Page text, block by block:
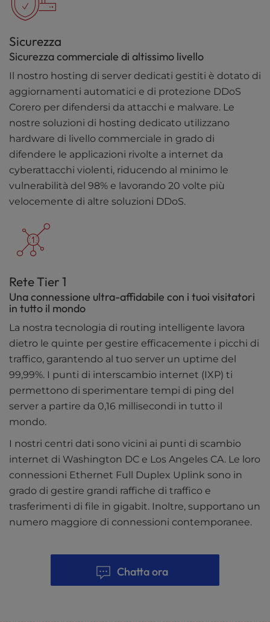
Sicurezza
Sicurezza commerciale di altissimo livello
Il nostro hosting di server dedicati gestiti è dotato di
aggiornamenti automatici e di protezione DDoS
Corero per difendersi da attacchi e malware. Le
nostre soluzioni di hosting dedicato utilizzano
hardware di livello commerciale in grado di
difendere le applicazioni rivolte a internet da
cyberattacchi violenti, riducendo al minimo le
vulnerabilità del 98% e lavorando 20 volte più
velocemente di altre soluzioni DDoS.
Rete Tier 1
Una connessione ultra-affidabile con i tuoi visitatori
in tutto il mondo
La nostra tecnologia di routing intelligente lavora
dietro le quinte per gestire efficacemente i picchi di
traffico, garantendo al tuo server un uptime del
99,99%. I punti di interscambio internet (IXP) ti
permettono di sperimentare tempi di ping del
server a partire da 0,16 millisecondi in tutto il
mondo.
I nostri centri dati sono vicini ai punti di scambio
internet di Washington DC e Los Angeles CA. Le loro
connessioni Ethernet Full Duplex Uplink sono in
grado di gestire grandi raffiche di traffico e
trasferimenti di file in gigabit. Inoltre, supportano un
numero maggiore di connessioni contemporanee.
Chatta ora